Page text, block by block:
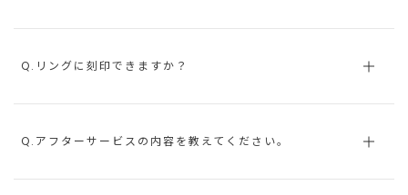
Q.リングに刻印できますか？
Q.アフターサービスの内容を教えてください。